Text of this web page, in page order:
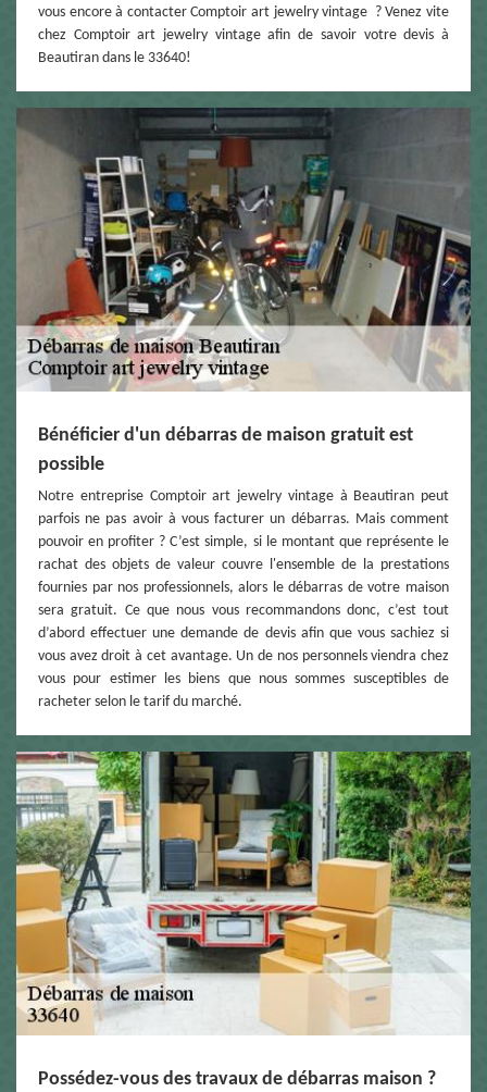
vous encore à contacter Comptoir art jewelry vintage ? Venez vite
chez Comptoir art jewelry vintage afin de savoir votre devis à
Beautiran dans le 33640!
Bénéficier d'un débarras de maison gratuit est
possible
Notre entreprise Comptoir art jewelry vintage à Beautiran peut
parfois ne pas avoir à vous facturer un débarras. Mais comment
pouvoir en profiter ? C’est simple, si le montant que représente le
rachat des objets de valeur couvre l'ensemble de la prestations
fournies par nos professionnels, alors le débarras de votre maison
sera gratuit. Ce que nous vous recommandons donc, c’est tout
d’abord effectuer une demande de devis afin que vous sachiez si
vous avez droit à cet avantage. Un de nos personnels viendra chez
vous pour estimer les biens que nous sommes susceptibles de
racheter selon le tarif du marché.
Possédez-vous des travaux de débarras maison ?